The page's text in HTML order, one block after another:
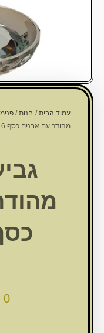
עמוד הבית/חנות/פנימי/אבי
מהודר עם אבנים כסף 16 ס"מ
מהודר
כסף 16 ס"מ